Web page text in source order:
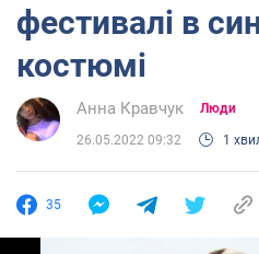
фестивалі в
костюмі
Анна Кравчук Люди
26.05.2022 09:32 1
35